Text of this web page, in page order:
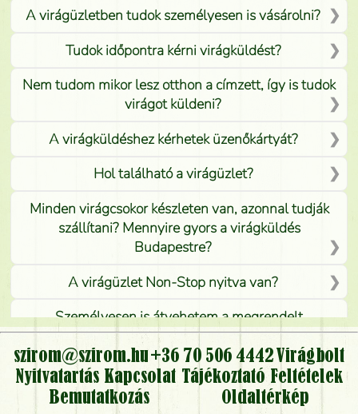
A virágüzletben tudok személyesen is vásárolni?
Tudok időpontra kérni virágküldést?
Nem tudom mikor lesz otthon a címzett, így is tudok
virágot küldeni?
A virágküldéshez kérhetek üzenőkártyát?
Hol található a virágüzlet?
Minden virágcsokor készleten van, azonnal tudják
szállítani? Mennyire gyors a virágküldés
Budapestre?
A virágüzlet Non-Stop nyitva van?
Személyesen is átvehetem a megrendelt
virágcsokrot, vagy csak virágküldéssel, kiszállítással
kérhető?
Vidékre is lehet rendelni?
szirom@szirom.hu+36 70 506 4442 Virágbolt
Nyitvatartás Kapcsolat Tájékoztató Feltételek
Bemutatkozás
Oldaltérkép